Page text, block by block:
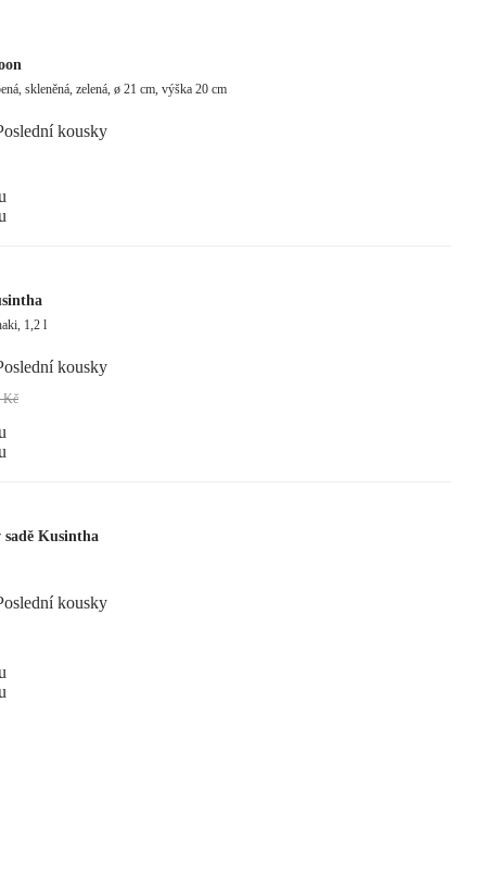
skleněná, zelená, ø 21 cm, výška 20 cm
kousky
1,2 l
kousky
Kč
sadě Kusintha
kousky